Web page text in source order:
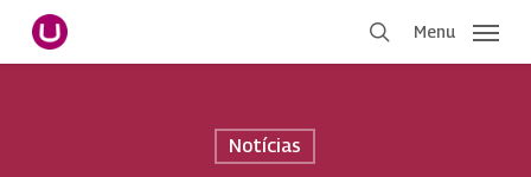
Pular
para
Menu
Notícias